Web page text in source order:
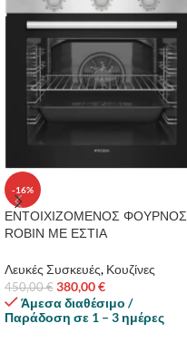
-16%
ΕΝΤΟΙΧΙΖΟΜΕΝΟΣ ΦΟΥΡΝΟΣ
ROBIN ΜΕ ΕΣΤΙΑ
Λευκές Συσκευές, Κουζίνες
450,00€ 380,00€
Άμεσα διαθέσιμο /
Παράδοση σε 1 – 3 ημέρες